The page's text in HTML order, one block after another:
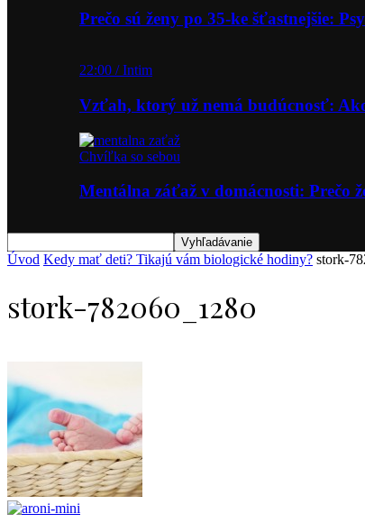
Prečo sú ženy po 35-ke šťastnejšie:
22:00 / Intim
Vzťah, ktorý už nemá budúcnosť:
Chvíľka so sebou
Mentálna záťaž v domácnosti: Prečo
Úvod Kedy mať deti? Tikajú vám biologické hodiny? stork-
stork-782060_1280